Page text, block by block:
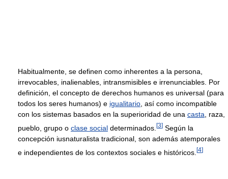
Habitualmente, se definen como inherentes a la persona,
irrevocables, inalienables, intransmisibles e irrenunciables. Por
definición, el concepto de derechos humanos es universal (para
todos los seres humanos) e igualitario , así como incompatible
con los sistemas basados en la superioridad de una casta , raza,
pueblo, grupo o clase social determinados. [3] Según la
concepción iusnaturalista tradicional, son además atemporales
e independientes de los contextos sociales e históricos. [4]